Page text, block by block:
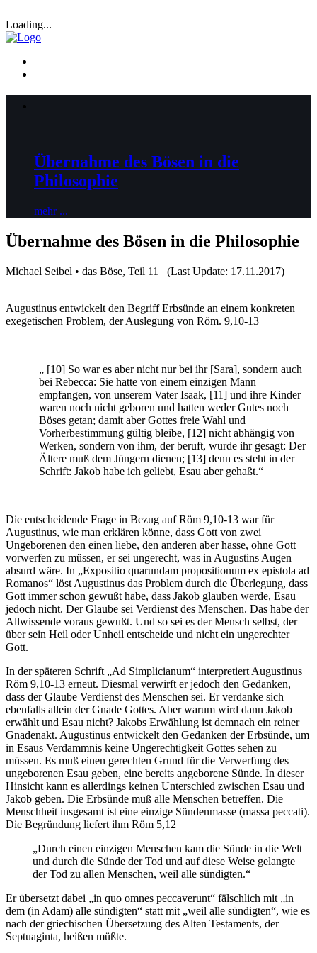
Loading...
Übernahme des Bösen in die
Philosophie
mehr ...
Übernahme des Bösen in die Philosophie
Michael Seibel • das Böse, Teil 11 (Last Update: 17.11.2017)
Augustinus entwickelt den Begriff Erbsünde an einem konkreten
exegetischen Problem, der Auslegung von Röm. 9,10-13
„ [10] So war es aber nicht nur bei ihr [Sara], sondern auch
bei Rebecca: Sie hatte von einem einzigen Mann
empfangen, von unserem Vater Isaak, [11] und ihre Kinder
waren noch nicht geboren und hatten weder Gutes noch
Böses getan; damit aber Gottes freie Wahl und
Vorherbestimmung gültig bleibe, [12] nicht abhängig von
Werken, sondern von ihm, der beruft, wurde ihr gesagt: Der
Ältere muß dem Jüngern dienen; [13] denn es steht in der
Schrift: Jakob habe ich geliebt, Esau aber gehaßt.“
Die entscheidende Frage in Bezug auf Röm 9,10-13 war für
Augustinus, wie man erklären könne, dass Gott von zwei
Ungeborenen den einen liebe, den anderen aber hasse, ohne Gott
vorwerfen zu müssen, er sei ungerecht, was in Augustins Augen
absurd wäre. In „Expositio quarundam propositionum ex epistola ad
Romanos“ löst Augustinus das Problem durch die Überlegung, dass
Gott immer schon gewußt habe, dass Jakob glauben werde, Esau
jedoch nicht. Der Glaube sei Verdienst des Menschen. Das habe der
Allwissende voraus gewußt. Und so sei es der Mensch selbst, der
über sein Heil oder Unheil entscheide und nicht ein ungerechter
Gott.
In der späteren Schrift „Ad Simplicianum“ interpretiert Augustinus
Röm 9,10-13 erneut. Diesmal verwirft er jedoch den Gedanken,
dass der Glaube Verdienst des Menschen sei. Er verdanke sich
ebenfalls allein der Gnade Gottes. Aber warum wird dann Jakob
erwählt und Esau nicht? Jakobs Erwählung ist demnach ein reiner
Gnadenakt. Augustinus entwickelt den Gedanken der Erbsünde, um
in Esaus Verdammnis keine Ungerechtigkeit Gottes sehen zu
müssen. Es muß einen gerechten Grund für die Verwerfung des
ungeborenen Esau geben, eine bereits angeborene Sünde. In dieser
Hinsicht kann es allerdings keinen Unterschied zwischen Esau und
Jakob geben. Die Erbsünde muß alle Menschen betreffen. Die
Menschheit insgesamt ist eine einzige Sündenmasse (massa peccati).
Die Begründung liefert ihm Röm 5,12
„Durch einen einzigen Menschen kam die Sünde in die Welt
und durch die Sünde der Tod und auf diese Weise gelangte
der Tod zu allen Menschen, weil alle sündigten.“
Er übersetzt dabei „in quo omnes peccaverunt“ fälschlich mit „in
dem (in Adam) alle sündigten“ statt mit „weil alle sündigten“, wie es
nach der griechischen Übersetzung des Alten Testaments, der
Septuaginta, heißen müßte.